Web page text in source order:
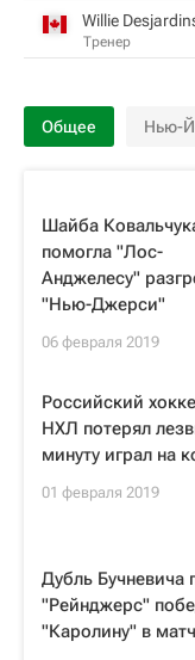
Willie
Тренер
Общее Нью-
Шайба
помогла "Лос-
Анджелесу"
"Нью-Джерси"
06 февраля 2019
Российский
НХЛ потерял
минуту играл на
01 февраля 2019
Дубль Бучневича
"Рейнджерс"
"Каролину" в